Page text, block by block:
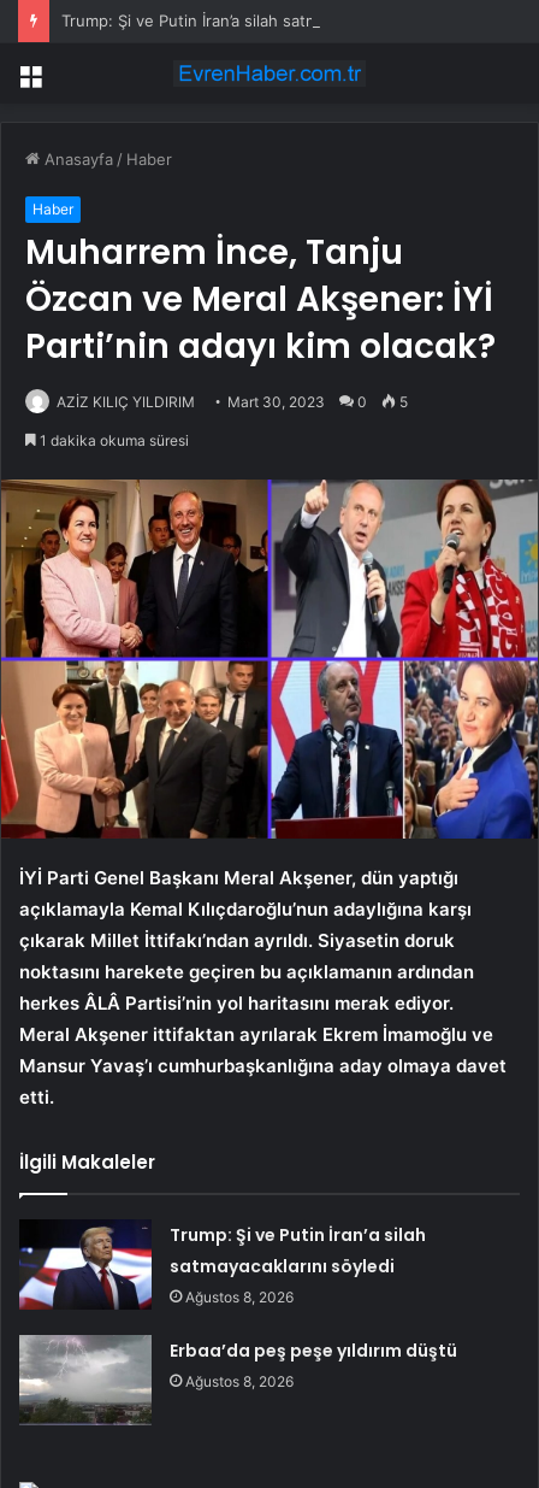
Trump: Şi ve Putin İran’a silah satmayacaklarını söyledi
Menü
Anasayfa / Haber
Haber
Muharrem İnce, Tanju
Özcan ve Meral Akşener: İYİ
Parti’nin adayı kim olacak?
AZİZ KILIÇ YILDIRIM Mart 30, 2023 0 5
1 dakika okuma süresi
İYİ Parti Genel Başkanı Meral Akşener, dün yaptığı
açıklamayla Kemal Kılıçdaroğlu’nun adaylığına karşı
çıkarak Millet İttifakı’ndan ayrıldı. Siyasetin doruk
noktasını harekete geçiren bu açıklamanın ardından
herkes ÂLÂ Partisi’nin yol haritasını merak ediyor.
Meral Akşener ittifaktan ayrılarak Ekrem İmamoğlu ve
Mansur Yavaş’ı cumhurbaşkanlığına aday olmaya davet
etti.
İlgili Makaleler
Trump: Şi ve Putin İran’a silah
satmayacaklarını söyledi
Ağustos 8, 2026
Erbaa’da peş peşe yıldırım düştü
Ağustos 8, 2026